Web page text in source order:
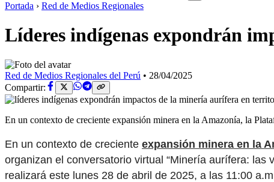
Portada › Red de Medios Regionales
Líderes indígenas expondrán
Red de Medios Regionales del Perú • 28/04/2025
Compartir:
En un contexto de creciente expansión minera en la Amazonía, la
En un contexto de creciente expansión minera en la
organizan el conversatorio virtual “Minería aurífera:
realizará este lunes 28 de abril de 2025, a las 11:00